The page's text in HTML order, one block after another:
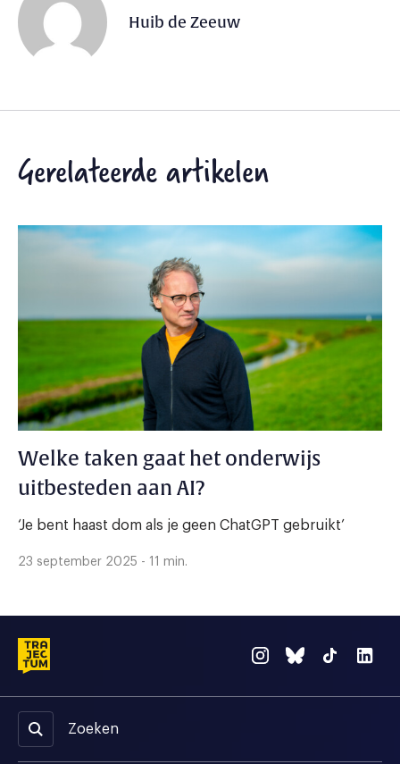
Huib de Zeeuw
Gerelateerde artikelen
Welke taken gaat het onderwijs
uitbesteden aan AI?
‘Je bent haast dom als je geen ChatGPT gebruikt’
23 september 2025 - 11 min.
Zoeken